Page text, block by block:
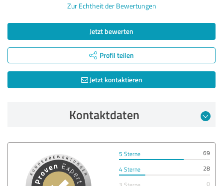
Zur Echtheit der Bewertungen
Jetzt bewerten
Profil teilen
Jetzt kontaktieren
Kontaktdaten
5 Sterne
69
4 Sterne
28
0